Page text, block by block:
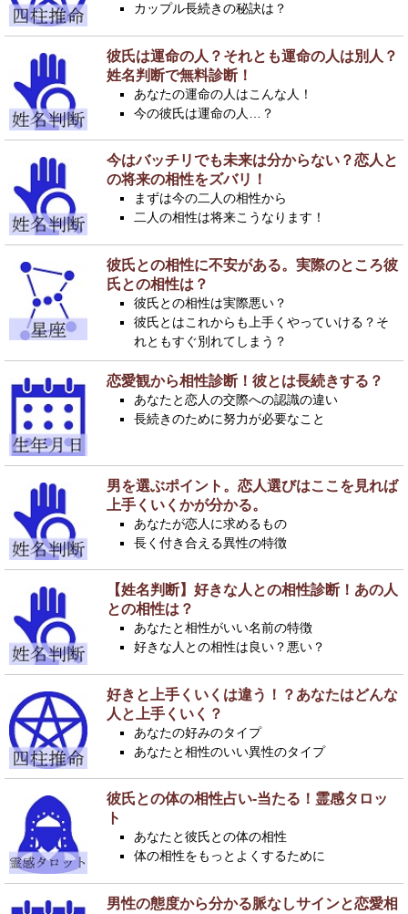
カップル長続きの秘訣は？
彼氏は運命の人？それとも運命の人は別人？
姓名判断で無料診断！
あなたの運命の人はこんな人！
今の彼氏は運命の人…？
今はバッチリでも未来は分からない？恋人と
の将来の相性をズバリ！
まずは今の二人の相性から
二人の相性は将来こうなります！
彼氏との相性に不安がある。実際のところ彼
氏との相性は？
彼氏との相性は実際悪い？
彼氏とはこれからも上手くやっていける？そ
れともすぐ別れてしまう？
恋愛観から相性診断！彼とは長続きする？
あなたと恋人の交際への認識の違い
長続きのために努力が必要なこと
男を選ぶポイント。恋人選びはここを見れば
上手くいくかが分かる。
あなたが恋人に求めるもの
長く付き合える異性の特徴
【姓名判断】好きな人との相性診断！あの人
との相性は？
あなたと相性がいい名前の特徴
好きな人との相性は良い？悪い？
好きと上手くいくは違う！？あなたはどんな
人と上手くいく？
あなたの好みのタイプ
あなたと相性のいい異性のタイプ
彼氏との体の相性占い-当たる！霊感タロッ
ト
あなたと彼氏との体の相性
体の相性をもっとよくするために
男性の態度から分かる脈なしサインと恋愛相